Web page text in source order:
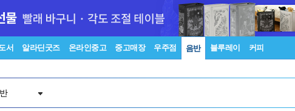
서 알라딘굿즈 온라인중고 중고매장 우주점 음반 블루레이 커피